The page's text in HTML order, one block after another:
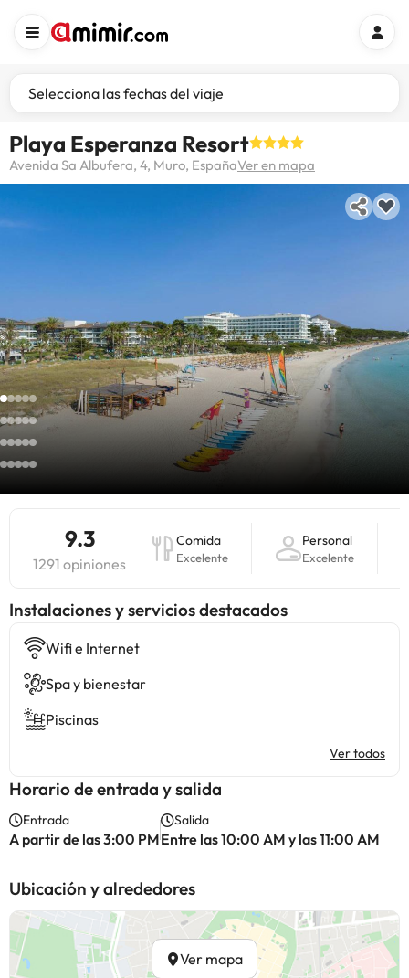
Selecciona las fechas del viaje
Playa Esperanza Resort
Avenida Sa Albufera, 4, Muro, EspañaVer en mapa
9.3
1291 opiniones
Comida
Excelente
Personal
Excelente
Instalaciones y servicios destacados
Wifi e Internet
Spa y bienestar
Piscinas
Ver todos
Horario de entrada y salida
Entrada
A partir de las 3:00 PM
Salida
Entre las 10:00 AM y las 11:00 AM
Ubicación y alrededores
Ver mapa